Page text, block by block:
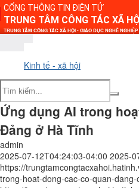
CỔNG THÔNG TIN ĐIỆN TỬ
TRUNG TÂM CÔNG TÁC XÃ
TRUNG TÂM CÔNG TÁC XÃ HỘI - GIÁO DỤC NGHỀ
Kinh tế - xã hội
Ứng dụng AI trong
Đảng ở Hà Tĩnh
admin
2025-07-12T04:24:03-04:00 2025-
https://
trong-hoat-dong-cac-co-quan-